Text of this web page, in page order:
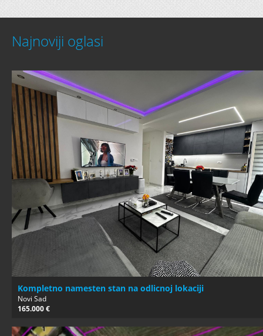
Najnoviji oglasi
Kompletno namesten stan na odlicnoj lokaciji
Novi Sad
165.000 €